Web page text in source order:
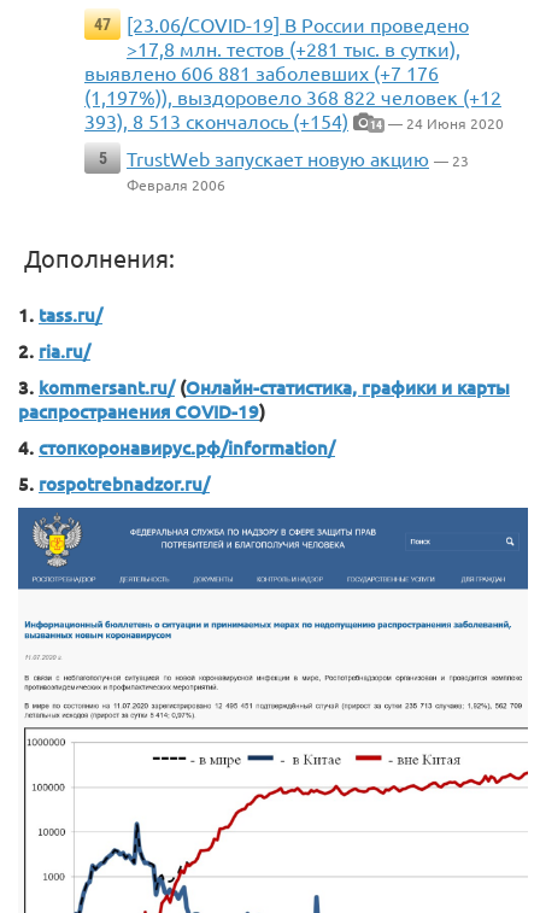
47
[23.06/COVID-19] В России проведено
>17,8 млн. тестов (+281 тыс. в сутки),
выявлено 606 881 заболевших (+7 176
(1,197%)), выздоровело 368 822 человек (+12
393), 8 513 скончалось (+154)
14 — 24 Июня 2020
5
TrustWeb запускает новую акцию — 23
Февраля 2006
Дополнения:
1. tass.ru/
2. ria.ru/
3. kommersant.ru/(Онлайн-статистика, графики и карты
распространения COVID-19)
4. стопкоронавирус.рф/information/
5. rospotrebnadzor.ru/